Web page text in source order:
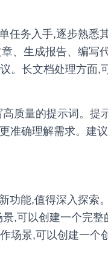
任务入手,逐步熟悉
、生成报告、编写
。长文档处理方面
质量的提示词。
准确理解需求。建
功能,值得深入探索
,可以创建一个完
场景,可以创建一